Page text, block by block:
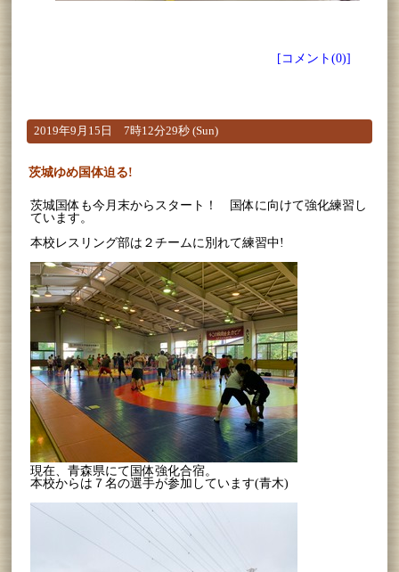
[コメント(0)]
2019年9月15日 7時12分29秒 (Sun)
茨城ゆめ国体迫る!
茨城国体も今月末からスタート！ 国体に向けて強化練習し
ています。
本校レスリング部は２チームに別れて練習中!
現在、青森県にて国体強化合宿。
本校からは７名の選手が参加しています(青木)